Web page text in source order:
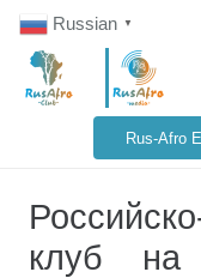
Russian ▼
Rus-Afro
клуб на